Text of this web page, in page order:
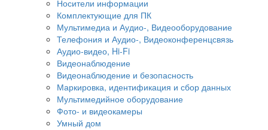
Носители информации
Комплектующие для ПК
Мультимедиа и Аудио-, Видеооборудование
Телефония и Аудио-, Видеоконференцсвязь
Аудио-видео, Hi-Fi
Видеонаблюдение
Видеонаблюдение и безопасность
Маркировка, идентификация и сбор данных
Мультимедийное оборудование
Фото- и видеокамеры
Умный дом